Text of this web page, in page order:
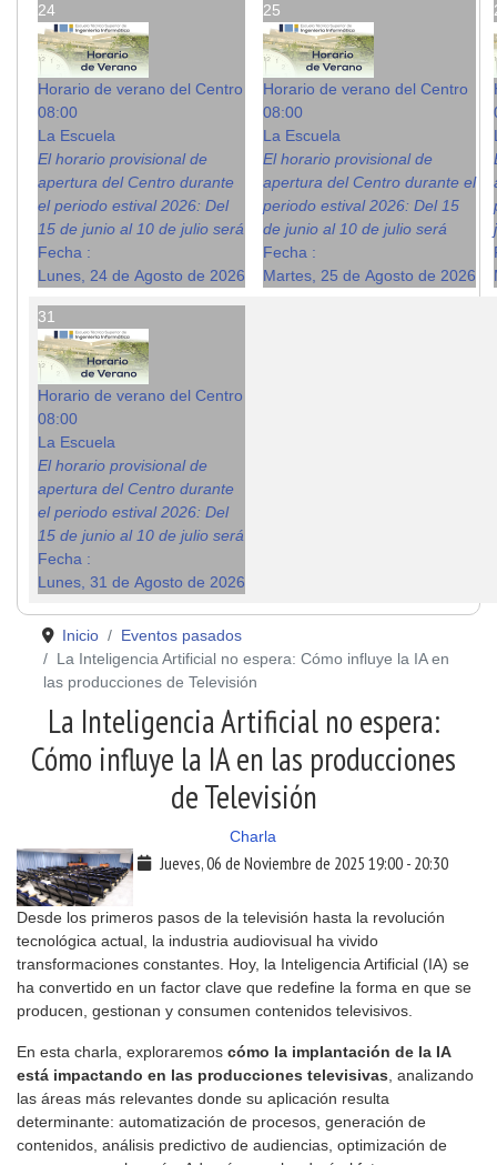
24
Horario de verano del Centro
08:00
La Escuela
El horario provisional de
apertura del Centro durante
el periodo estival 2026: Del
15 de junio al 10 de julio será
Fecha :
Lunes, 24 de Agosto de 2026
25
Horario de verano del Centro
08:00
La Escuela
El horario provisional de
apertura del Centro durante el
periodo estival 2026: Del 15
de junio al 10 de julio será
Fecha :
Martes, 25 de Agosto de 2026
31
Horario de verano del Centro
08:00
La Escuela
El horario provisional de
apertura del Centro durante
el periodo estival 2026: Del
15 de junio al 10 de julio será
Fecha :
Lunes, 31 de Agosto de 2026
Inicio
Eventos pasados
La Inteligencia Artificial no espera: Cómo influye la IA en
las producciones de Televisión
La Inteligencia Artificial no espera:
Cómo influye la IA en las producciones
de Televisión
Charla
Jueves, 06 de Noviembre de 2025 19:00- 20:30
Desde los primeros pasos de la televisión hasta la revolución
tecnológica actual, la industria audiovisual ha vivido
transformaciones constantes. Hoy, la Inteligencia Artificial (IA) se
ha convertido en un factor clave que redefine la forma en que se
producen, gestionan y consumen contenidos televisivos.
En esta charla, exploraremos cómo la implantación de la IA
está impactando en las producciones televisivas, analizando
las áreas más relevantes donde su aplicación resulta
determinante: automatización de procesos, generación de
contenidos, análisis predictivo de audiencias, optimización de